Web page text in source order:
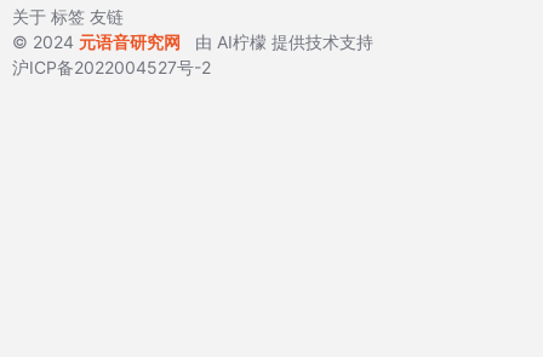
关于 标签 友链
© 2024 元语音研究网 由 AI柠檬 提供技术支持
沪ICP备2022004527号-2